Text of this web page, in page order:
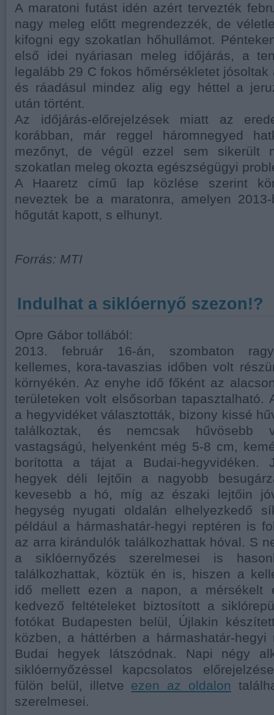
A maratoni futást idén azért tervezték
nagy meleg előtt megrendezzék, de
kifogni egy szokatlan hőhullámot.
első idei nyáriasan meleg időjárás, a
legalább 29 C fokos hőmérsékletet jósoltak
és ráadásul mindez alig egy héttel a
után történt.
Az időjárás-előrejelzések miatt az
korábban, már reggel háromnegyed
mezőnyt, de végül ezzel sem sikerült
szokatlan meleg okozta egészségügyi
A Haaretz című lap közlése szerint
neveztek be a maratonra, amelyen
hőgutát kapott, s elhunyt.
Forrás: MTI
Indulhat a siklóernyő szezon!?
Opre Gábor tollából:
2013. február 16-án, szombaton
kellemes, kora-tavaszias időben volt
környékén. Az enyhe idő főként az
területeken volt elsősorban tapasztalható.
a hegyvidéket választották, bizony kissé
találkoztak, és nemcsak hűvösebb
vastagságú, helyenként még 5-8 cm,
borította a tájat a Budai-hegyvidéken.
hegyek déli lejtőin a nagyobb
kevesebb a hó, míg az északi lejtőin
hegység nyugati oldalán elhelyezkedő
például a hármashatár-hegyi reptéren is
az arra kirándulók találkozhattak hóval. S
a siklóernyőzés szerelmesei is
találkozhattak, köztük én is, hiszen a
idő mellett ezen a napon, a mérsékelt
kedvező feltételeket biztosított a
fotókat Budapesten belül, Újlakin
közben, a háttérben a hármashatár-hegyi
Budai hegyek látszódnak. Napi négy
siklóernyőzéssel kapcsolatos
fülön belül, illetve ezen az oldalon
szerelmesei.